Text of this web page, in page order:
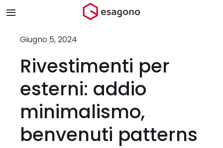
contenuto
Toggle
Navigation
Chi siamo
Store
Giugno 5, 2024
Rivestimenti per
esterni: addio
minimalismo,
benvenuti patterns